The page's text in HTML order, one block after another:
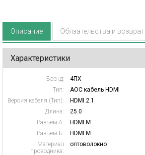
Описание Обязательства и возврат
Характеристики
Бренд:
4ПХ
Тип:
AOC кабель HDMI
Версия кабеля (Тип):
HDMI 2.1
Длина:
25.0
Разъем А:
HDMI M
Разъем Б:
HDMI M
Материал
проводника:
оптоволокно